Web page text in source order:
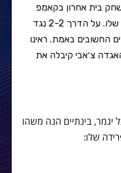
בית אחרון בקאמפ
נואו והנפת גביע האליפות השמיני שלו. על הדרך 2-2 נגד
החשובים באמת. ראינו
צ׳אבי קיבלה את
יגמר, בינתיים הנה משהו
שלו: